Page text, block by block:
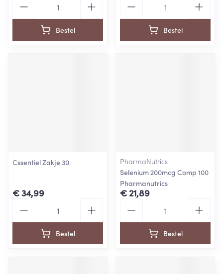
Bestel Bestel
Cssentiel Zakje 30
€ 34,99
Bestel
PharmaNutrics
Selenium 200mcg Comp 100
Pharmanutrics
€ 21,89
Bestel